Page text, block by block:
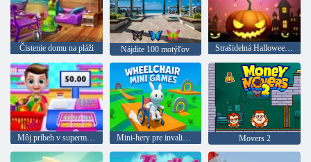
Čistenie domu na pláži Nájdite 100 motýľov Strašidelná Halloweenská párty
Môj príbeh v supermarkete Mini-hery pre invalidné vozíky Movers 2